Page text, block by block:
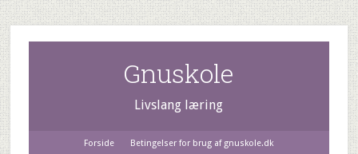
Gnuskole
Livslang læring
Forside Betingelser for brug af gnuskole.dk